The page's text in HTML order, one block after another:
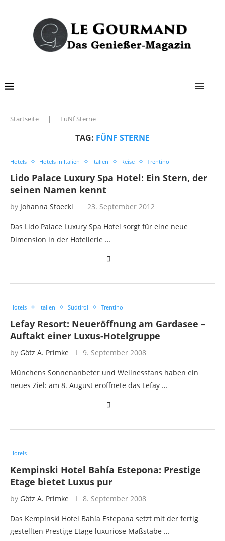
Startseite | FüNf Sterne
TAG: FÜNF STERNE
Hotels Hotels in Italien Italien Reise Trentino
Lido Palace Luxury Spa Hotel: Ein Stern, der
seinen Namen kennt
by Johanna Stoeckl 23. September 2012
Das Lido Palace Luxury Spa Hotel sorgt für eine neue
Dimension in der Hotellerie …
Hotels Italien Südtirol Trentino
Lefay Resort: Neueröffnung am Gardasee –
Auftakt einer Luxus-Hotelgruppe
by Götz A. Primke 9. September 2008
Münchens Sonnenanbeter und Wellnessfans haben ein
neues Ziel: am 8. August eröffnete das Lefay …
Hotels
Kempinski Hotel Bahía Estepona: Prestige
Etage bietet Luxus pur
by Götz A. Primke 8. September 2008
Das Kempinski Hotel Bahía Estepona setzt mit der fertig
gestellten Prestige Etage luxuriöse Maßstäbe …